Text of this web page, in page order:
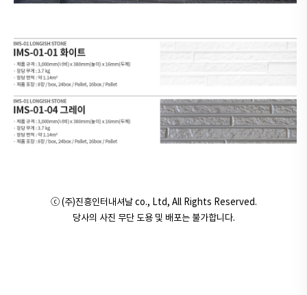
ⓒ (주)진흥인터내셔날 co., Ltd, All Rights Reserved.
당사의 사진 무단 도용 및 배포는 불가합니다.